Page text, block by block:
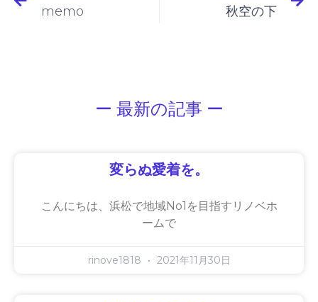
memo 秋空の下
ー 最新の記事 ー
変らぬ愛着を。
こんにちは、浜松で地域No1を目指すリノベホ
ームで
rinove1818 2021年11月30日